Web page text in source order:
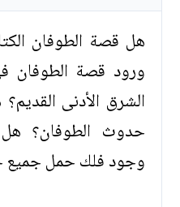
هل قصة الطوفان
ورود قصة الطوفان
الشرق الأدنى
حدوث الطوفان؟
وجود فلك حمل جميع